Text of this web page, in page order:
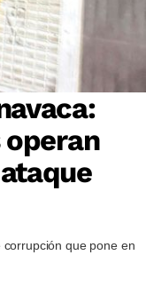
que pone en